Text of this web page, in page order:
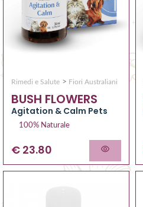
Rimedi e Salute > Fiori Australiani
BUSH FLOWERS
Agitation & Calm Pets
100% Naturale
€ 23.80